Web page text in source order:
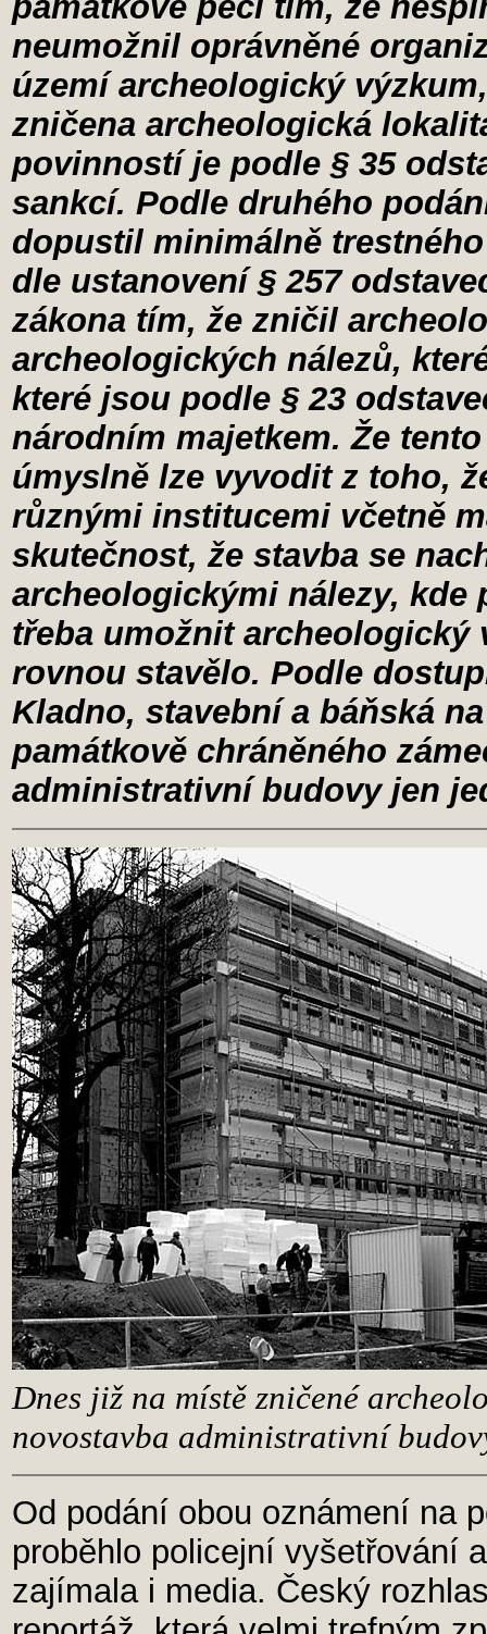
neumožnil oprávněné
území archeologický
zničena archeologická
povinností je podle § 35
sankcí. Podle druhého
dopustil minimálně
dle ustanovení § 257
zákona tím, že zničil
archeologických nálezů,
které jsou podle § 23
národním majetkem. Že
úmyslně lze vyvodit z toho,
různými institucemi včetně
skutečnost, že stavba se
archeologickými nálezy, kde
třeba umožnit archeologický
rovnou stavělo. Podle
Kladno, stavební a báňská
památkově chráněného
administrativní budovy jen
Dnes již na místě zničené
novostavba administrativní
Od podání obou oznámení na
proběhlo policejní vyšetřování
zajímala i media. Český